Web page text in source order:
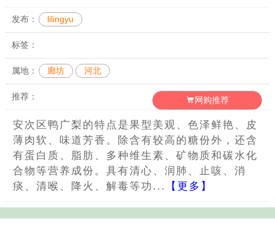
发布： lilingyu
标签：
属地： 廊坊 河北
推荐： 网购推荐
安次区鸭广梨的特点是果型美观、色泽鲜艳、皮
薄肉软、味道芳香。除含有较高的糖份外，还含
有蛋白质、脂肪、多种维生素、矿物质和碳水化
合物等营养成份。具有清心、润肺、止咳、消
痰、清喉、降火、解毒等功...
【更多】